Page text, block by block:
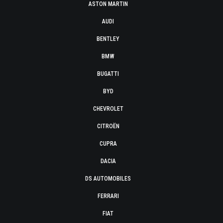
ASTON MARTIN
AUDI
BENTLEY
BMW
BUGATTI
BYD
CHEVROLET
CITROËN
CUPRA
DACIA
DS AUTOMOBILES
FERRARI
FIAT